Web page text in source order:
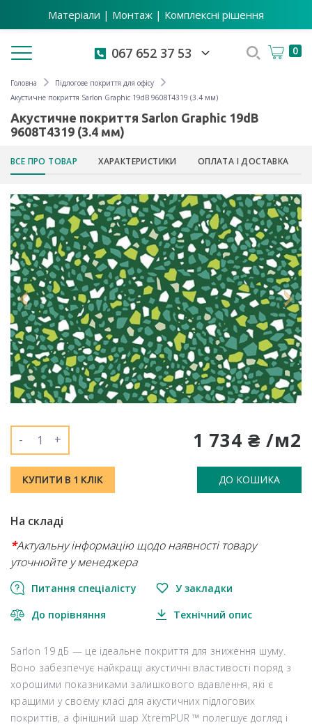
Матеріали | Монтаж | Комплексні рішення
Toggle navigation 067 652 37 53 0
Головна
Підлогове покриття для офісу
Акустичне покриття Sarlon Graphic 19dB 9608T4319 (3.4 мм)
Акустичне покриття Sarlon Graphic 19dB
9608T4319 (3.4 мм)
ВСЕ ПРО ТОВАР ХАРАКТЕРИСТИКИ ОПЛАТА І ДОСТАВКА
1 734 ₴ /м2
- +
КУПИТИ В 1 КЛІК ДО КОШИКА
На складі
*Актуальну інформацію щодо наявності товару
уточнюйте у менеджера
Питання спеціалісту У закладки
До порівняння Технічний опис
Sarlon 19 дБ — це ідеальне покриття для зниження шуму.
Воно забезпечує найкращі акустичні властивості поряд з
хорошими показниками залишкового вдавлення, які є
кращими у своєму класі для акустичних підлогових
покриттів, а фінішний шар XtremPUR ™ полегшує догляд і